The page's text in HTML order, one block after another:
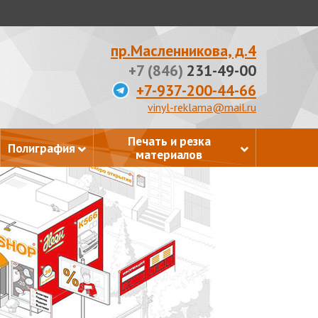
пр.Масленникова, д.4
+7 (846) 231-49-00
+7-937-200-44-66
vinyl-reklama@mail.ru
Полиграфия
Печать и резка
материалов